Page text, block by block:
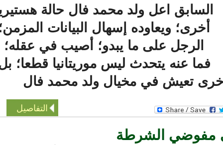
اعل ولد محمد فال حالة هستيريا
أخرى؛ ويعاوده إسهال البيانات المزمن؛
الرجل على ما يبدو؛ أصيب في عقله؛
فما عنه يتحدث ليس موريتانيا قطعا؛ بل
تعيش في مخيال ولد محمد فال
التفاصيل
مفوضي الشرطة